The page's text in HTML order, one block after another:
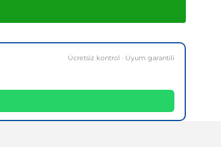
Ücretsiz kontrol · Uyum garantili